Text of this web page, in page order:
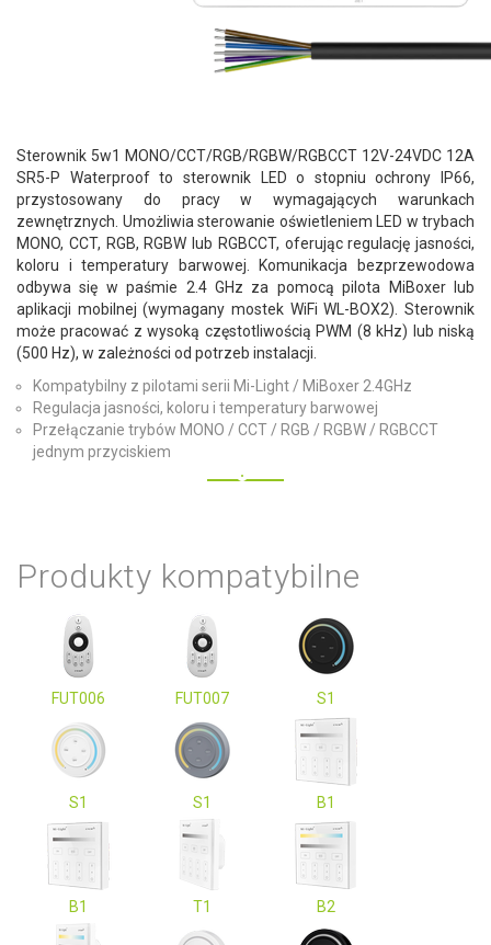
Sterownik 5w1 MONO/CCT/RGB/RGBW/RGBCCT 12V-24VDC 12A
SR5-P Waterproof to sterownik LED o stopniu ochrony IP66,
przystosowany do pracy w wymagających warunkach
zewnętrznych. Umożliwia sterowanie oświetleniem LED w trybach
MONO, CCT, RGB, RGBW lub RGBCCT, oferując regulację jasności,
koloru i temperatury barwowej. Komunikacja bezprzewodowa
odbywa się w paśmie 2.4 GHz za pomocą pilota MiBoxer lub
aplikacji mobilnej (wymagany mostek WiFi WL-BOX2). Sterownik
może pracować z wysoką częstotliwością PWM (8 kHz) lub niską
(500 Hz), w zależności od potrzeb instalacji.
Kompatybilny z pilotami serii Mi-Light / MiBoxer 2.4GHz
Regulacja jasności, koloru i temperatury barwowej
Przełączanie trybów MONO / CCT / RGB / RGBW / RGBCCT
jednym przyciskiem
Produkty kompatybilne
FUT006 FUT007 S1
S1 S1 B1
B1 T1 B2